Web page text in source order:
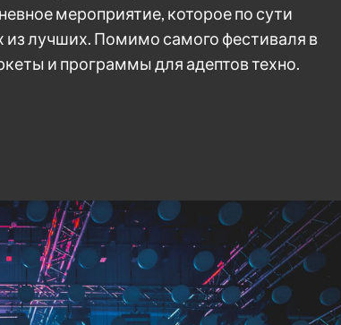
мероприятие, которое по сути
лучших. Помимо самого фестиваля в
и программы для адептов техно.